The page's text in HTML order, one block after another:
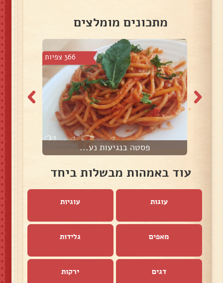
מתכונים מומלצים
366 צפיות
פסטה בנגיעות נע...
עוד באמהות מבשלות ביחד
עוגות עוגיות
מאפים גלידות
דגים ירקות